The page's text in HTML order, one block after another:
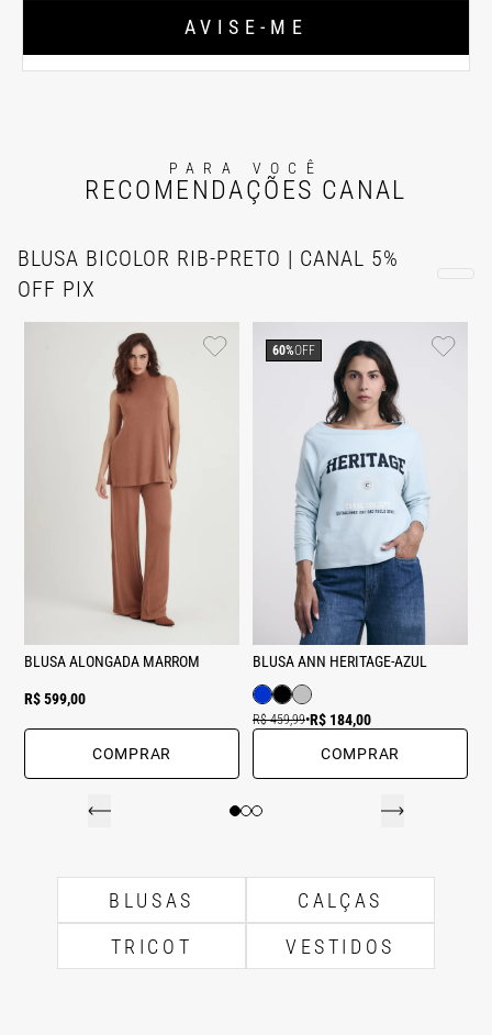
AVISE-ME
PARA VOCÊ
RECOMENDAÇÕES CANAL
BLUSA BICOLOR RIB-PRETO | CANAL 5%
OFF PIX
BLUSA ALONGADA MARROM
R$ 599,00
COMPRAR
BLUSA ANN HERITAGE-AZUL
R$ 459,99•R$ 184,00
60%OFF
COMPRAR
BLUSAS
CALÇAS
TRICOT
VESTIDOS